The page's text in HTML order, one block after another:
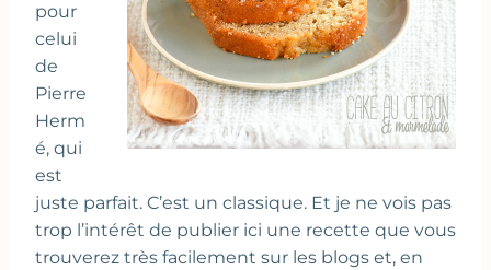
pour
celui
de
Pierre
Herm
é, qui
est
juste parfait. C’est un classique. Et je ne vois pas
trop l’intérêt de publier ici une recette que vous
trouverez très facilement sur les blogs et, en